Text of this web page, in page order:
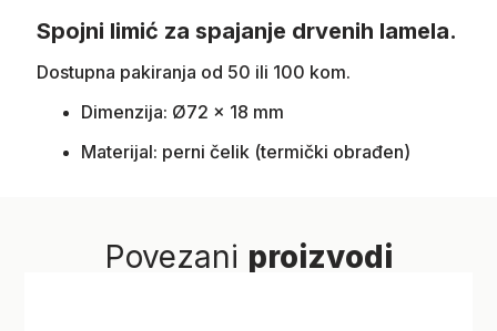
Spojni limić za spajanje drvenih lamela.
Dostupna pakiranja od 50 ili 100 kom.
Dimenzija: Ø72 x 18 mm
Materijal: perni čelik (termički obrađen)
Povezani proizvodi